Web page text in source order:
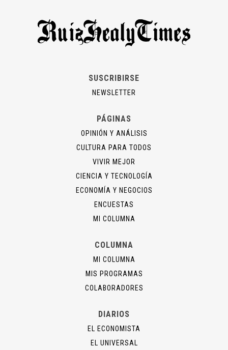
SUSCRIBIRSE
NEWSLETTER
PÁGINAS
OPINIÓN Y ANÁLISIS
CULTURA PARA TODOS
VIVIR MEJOR
CIENCIA Y TECNOLOGÍA
ECONOMÍA Y NEGOCIOS
ENCUESTAS
MI COLUMNA
COLUMNA
MI COLUMNA
MIS PROGRAMAS
COLABORADORES
DIARIOS
EL ECONOMISTA
EL UNIVERSAL